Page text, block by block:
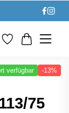
verfügbar -13%
75